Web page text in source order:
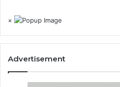
×
Advertisement